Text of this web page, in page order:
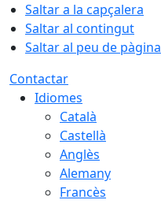
Saltar a la capçalera
Saltar al contingut
Saltar al peu de pàgina
Contactar
Idiomes
Català
Castellà
Anglès
Alemany
Francès